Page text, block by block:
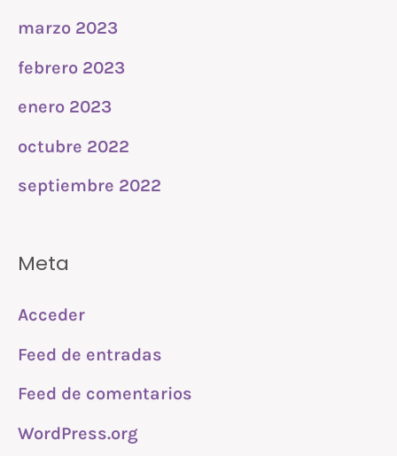
marzo 2023
febrero 2023
enero 2023
octubre 2022
septiembre 2022
Meta
Acceder
Feed de entradas
Feed de comentarios
WordPress.org